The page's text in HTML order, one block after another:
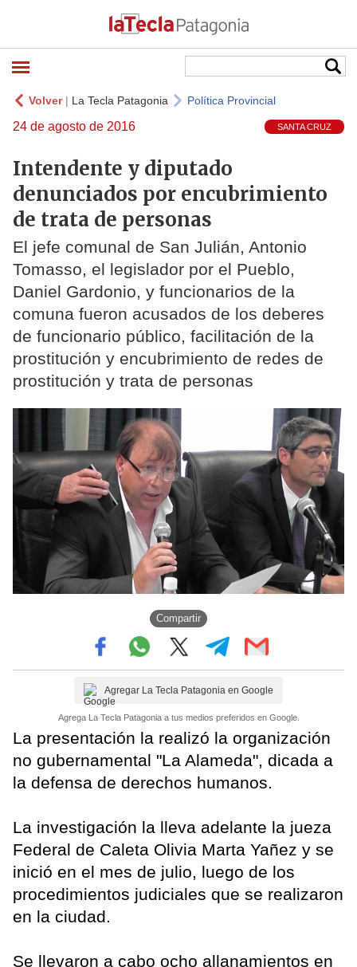
Volver| La Tecla Patagonia Política Provincial
24 de agosto de 2016 SANTA CRUZ
Intendente y diputado
denunciados por encubrimiento
de trata de personas
El jefe comunal de San Julián, Antonio
Tomasso, el legislador por el Pueblo,
Daniel Gardonio, y funcionarios de la
comuna fueron acusados de los deberes
de funcionario público, facilitación de la
prostitución y encubrimiento de redes de
prostitución y trata de personas
Compartir
Agregar La Tecla Patagonia en Google
Agrega La Tecla Patagonia a tus medios preferidos en Google.
La presentación la realizó la organización
no gubernamental "La Alameda", dicada a
la defensa de derechos humanos.
La investigación la lleva adelante la jueza
Federal de Caleta Olivia Marta Yañez y se
inició en el mes de julio, luego de los
procedimientos judiciales que se realizaron
en la ciudad.
Se llevaron a cabo ocho allanamientos en